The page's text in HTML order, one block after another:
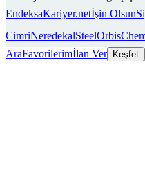
EndeksaKariyer.netİşin Olsun
CimriNeredekalSteelOrbis
AraFavorilerimİlan Ver Keşfet